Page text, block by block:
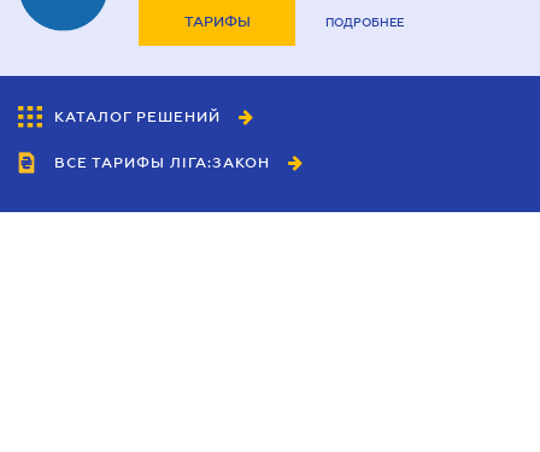
ТАРИФЫ ПОДРОБНЕЕ
КАТАЛОГ РЕШЕНИЙ
ВСЕ ТАРИФЫ ЛІГА:ЗАКОН